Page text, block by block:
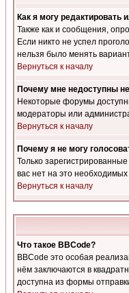
Как я могу редактировать
Также как и сообщения,
Если никто не успел
нельзя было менять
Вернуться к началу
Почему мне недоступны
Некоторые форумы
модераторы или
Вернуться к началу
Почему я не могу
Только
вас нет на это
Вернуться к началу
Что такое BBCode?
BBCode это особая
нём заключаются в
доступна из формы